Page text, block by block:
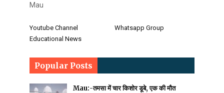
Mau
Youtube Channel
Whatsapp Group
Educational News
Popular Posts
Mau:-तमसा में चार किशोर डूबे, एक की मौत